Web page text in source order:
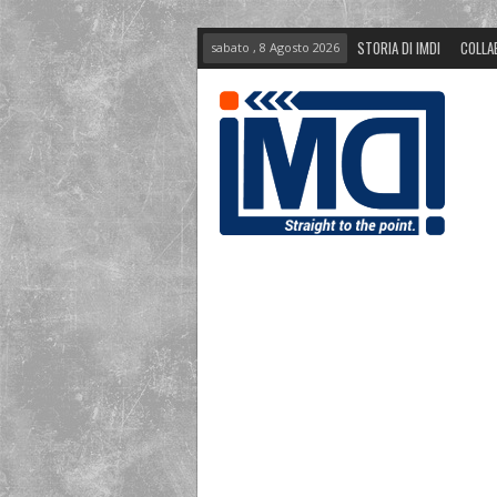
sabato , 8 Agosto 2026 STORIA DI IMDI